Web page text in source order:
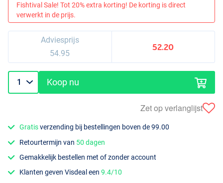
Fishtival Sale! Tot 20% extra korting! De korting is direct
verwerkt in de prijs.
Adviesprijs
54.95
52.20
Koop nu
Zet op verlanglijst
Gratisverzending bij bestellingen boven de 99.00
Retourtermijn van 50 dagen
Gemakkelijk bestellen met of zonder account
Klanten geven Visdeal een9.4/10